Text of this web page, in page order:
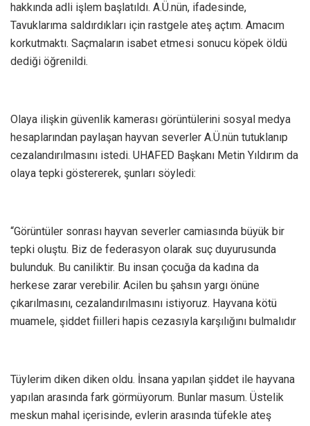
hakkında adli işlem başlatıldı. A.Ü.nün, ifadesinde,
Tavuklarıma saldırdıkları için rastgele ateş açtım. Amacım
korkutmaktı. Saçmaların isabet etmesi sonucu köpek öldü
dediği öğrenildi.
Olaya ilişkin güvenlik kamerası görüntülerini sosyal medya
hesaplarından paylaşan hayvan severler A.Ü.nün tutuklanıp
cezalandırılmasını istedi. UHAFED Başkanı Metin Yıldırım da
olaya tepki göstererek, şunları söyledi:
“Görüntüler sonrası hayvan severler camiasında büyük bir
tepki oluştu. Biz de federasyon olarak suç duyurusunda
bulunduk. Bu caniliktir. Bu insan çocuğa da kadına da
herkese zarar verebilir. Acilen bu şahsın yargı önüne
çıkarılmasını, cezalandırılmasını istiyoruz. Hayvana kötü
muamele, şiddet fiilleri hapis cezasıyla karşılığını bulmalıdır
Tüylerim diken diken oldu. İnsana yapılan şiddet ile hayvana
yapılan arasında fark görmüyorum. Bunlar masum. Üstelik
meskun mahal içerisinde, evlerin arasında tüfekle ateş